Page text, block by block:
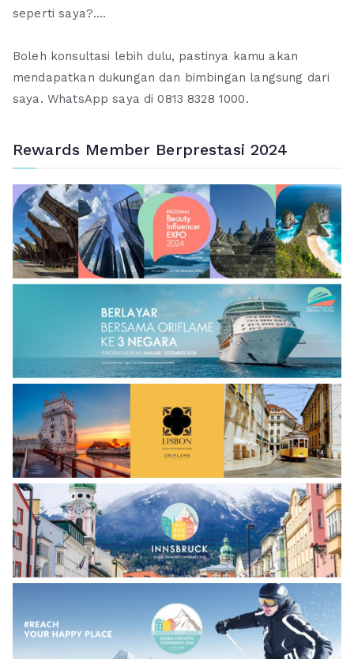
seperti saya?....
Boleh konsultasi lebih dulu, pastinya kamu akan
mendapatkan dukungan dan bimbingan langsung dari
saya. WhatsApp saya di 0813 8328 1000.
Rewards Member Berprestasi 2024